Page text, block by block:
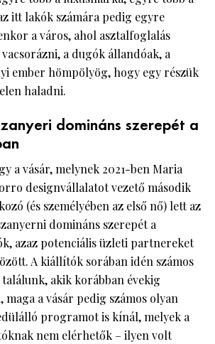
itt lakók számára pedig egyre
a város, ahol asztalfoglalás
a dugók állandóak, a
ember hömpölyög, hogy egy részük
haladni.
domináns szerepét a
a vásár, melynek 2021-ben Maria
designvállalatot vezető második
(és személyében az első nő) lett az
domináns szerepét a
azaz potenciális üzleti partnereket
A kiállítók sorában idén számos
akik korábban évekig
a vásár pedig számos olyan
programot is kínál, melyek a
nem elérhetők – ilyen volt